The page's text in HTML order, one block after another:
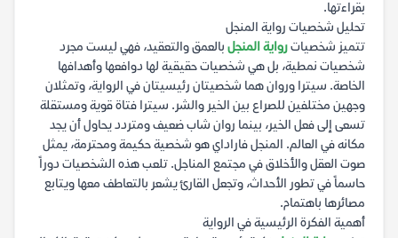
بقراءتها.
تحليل شخصيات رواية المنجل
تتميز شخصياترواية المنجل بالعمق والتعقيد، فهي ليست مجرد
شخصيات نمطية، بل هي شخصيات حقيقية لها دوافعها وأهدافها
الخاصة. سيترا وروان هما شخصيتان رئيسيتان في الرواية، وتمثلان
وجهين مختلفين للصراع بين الخير والشر. سيترا فتاة قوية ومستقلة
تسعى إلى فعل الخير، بينما روان شاب ضعيف ومتردد يحاول أن يجد
مكانه في العالم. المنجل فاراداي هو شخصية حكيمة ومحترمة، يمثل
صوت العقل والأخلاق في مجتمع المناجل. تلعب هذه الشخصيات دوراً
حاسماً في تطور الأحداث، وتجعل القارئ يشعر بالتعاطف معها ويتابع
مصائرها باهتمام.
أهمية الفكرة الرئيسية في الرواية